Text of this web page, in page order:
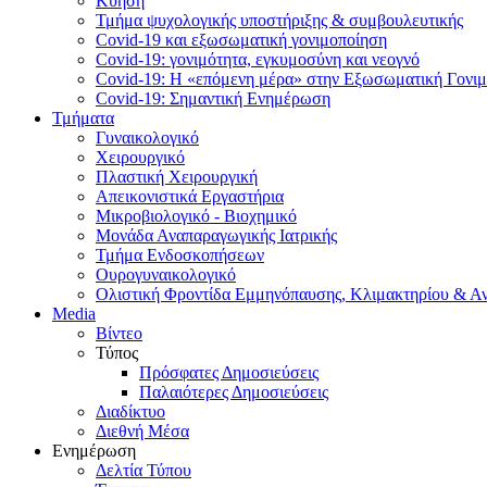
Τμήμα ψυχολογικής υποστήριξης & συμβουλευτικής
Covid-19 και εξωσωματική γονιμοποίηση
Covid-19: γονιμότητα, εγκυμοσύνη και νεογνό
Covid-19: Η «επόμενη μέρα» στην Εξωσωματική
Covid-19: Σημαντική Ενημέρωση
Τμήματα
Γυναικολογικό
Χειρουργικό
Πλαστική Χειρουργική
Απεικονιστικά Εργαστήρια
Μικροβιολογικό - Βιοχημικό
Μονάδα Αναπαραγωγικής Ιατρικής
Τμήμα Ενδοσκοπήσεων
Ουρογυναικολογικό
Ολιστική Φροντίδα Εμμηνόπαυσης, Κλιμακτηρίου &
Media
Βίντεο
Τύπος
Πρόσφατες Δημοσιεύσεις
Παλαιότερες Δημοσιεύσεις
Διαδίκτυο
Διεθνή Μέσα
Ενημέρωση
Δελτία Τύπου